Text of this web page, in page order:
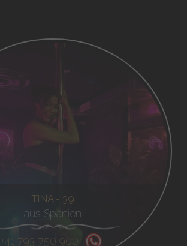
TINA - 39
aus Spanien
+41 793 750 900